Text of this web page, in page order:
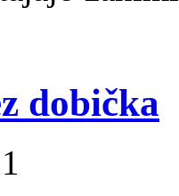
dobička